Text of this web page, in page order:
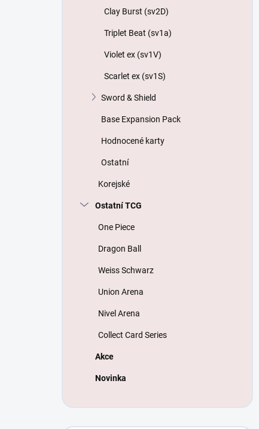
Clay Burst (sv2D)
Triplet Beat (sv1a)
Violet ex (sv1V)
Scarlet ex (sv1S)
Sword & Shield
Base Expansion Pack
Hodnocené karty
Ostatní
Korejské
Ostatní TCG
One Piece
Dragon Ball
Weiss Schwarz
Union Arena
Nivel Arena
Collect Card Series
Akce
Novinka